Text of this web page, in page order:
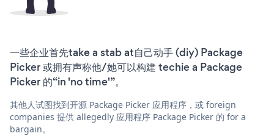
一些企业首先take a stab at自己动手 (diy) Package
Picker 或拥有声称他/她可以构建 techie a Package
Picker 的“in 'no time'”。
其他人试图找到开源 Package Picker 应用程序，或 foreign
companies 提供 allegedly 应用程序 Package Picker 的 for a
bargain。